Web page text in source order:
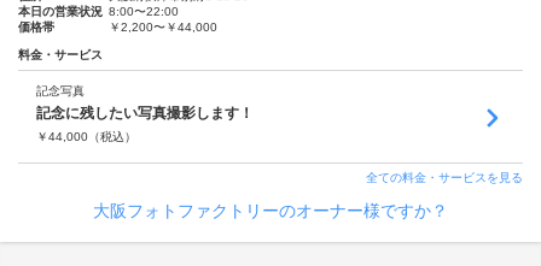
本日の営業状況 8:00〜22:00
価格帯
￥2,200〜￥44,000
料金・サービス
記念写真
記念に残したい写真撮影します！
￥44,000 （税込）
全ての料金・サービスを見る
大阪フォトファクトリーのオーナー様ですか？